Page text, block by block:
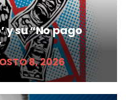
y su “No pago
8, 2026